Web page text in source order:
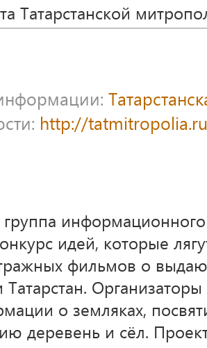
Татарстанской
http://
информационного
идей, которые
фильмов о
Татарстан.
о земляках,
деревень и сёл.